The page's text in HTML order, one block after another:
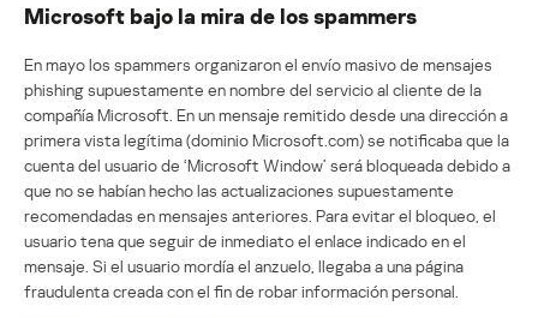
Microsoft bajo la mira de los spammers
En mayo los spammers organizaron el envío masivo de mensajes
phishing supuestamente en nombre del servicio al cliente de la
compañía Microsoft. En un mensaje remitido desde una dirección a
primera vista legítima (dominio Microsoft.com) se notificaba que la
cuenta del usuario de ‘Microsoft Window’ será bloqueada debido a
que no se habían hecho las actualizaciones supuestamente
recomendadas en mensajes anteriores. Para evitar el bloqueo, el
usuario tena que seguir de inmediato el enlace indicado en el
mensaje. Si el usuario mordía el anzuelo, llegaba a una página
fraudulenta creada con el fin de robar información personal.